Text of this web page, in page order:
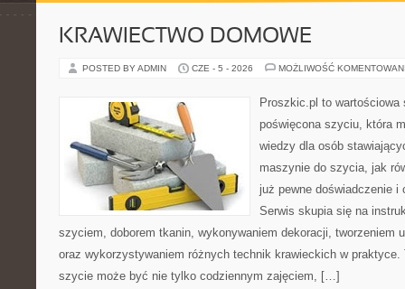
KRAWIECTWO DOMOWE
POSTED BY ADMIN CZE - 5 - 2026 MOŻLIWOŚĆ
Proszkic.pl to wartościowa
poświęcona szyciu, która
wiedzy dla osób
maszynie do szycia, jak
już pewne doświadczenie
Serwis skupia się na
szyciem, doborem tkanin, wykonywaniem dekoracji, tworzeniem
oraz wykorzystywaniem różnych technik krawieckich w
szycie może być nie tylko codziennym zajęciem, […]